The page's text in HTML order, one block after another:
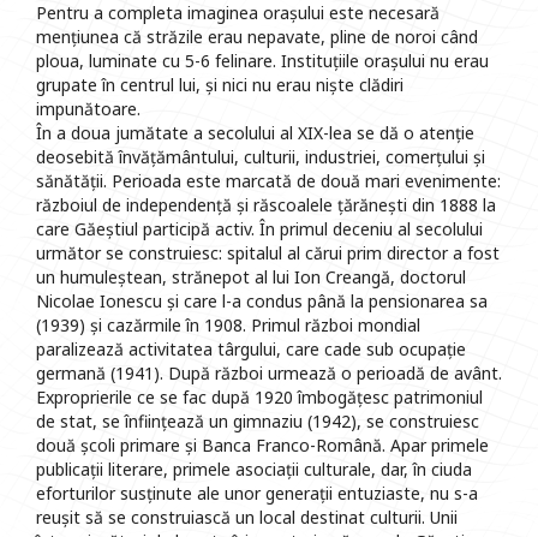
Pentru a completa imaginea orașului este necesară
mențiunea că străzile erau nepavate, pline de noroi când
ploua, luminate cu 5-6 felinare. Instituțiile orașului nu erau
grupate în centrul lui, și nici nu erau niște clădiri
impunătoare.
În a doua jumătate a secolului al XIX-lea se dă o atenție
deosebită învățământului, culturii, industriei, comerțului și
sănătății. Perioada este marcată de două mari evenimente:
războiul de independență și răscoalele țărănești din 1888 la
care Găeștiul participă activ. În primul deceniu al secolului
următor se construiesc: spitalul al cărui prim director a fost
un humuleștean, strănepot al lui Ion Creangă, doctorul
Nicolae Ionescu și care l-a condus până la pensionarea sa
(1939) și cazărmile în 1908. Primul război mondial
paralizează activitatea târgului, care cade sub ocupație
germană (1941). După război urmează o perioadă de avânt.
Exproprierile ce se fac după 1920 îmbogățesc patrimoniul
de stat, se înființează un gimnaziu (1942), se construiesc
două școli primare și Banca Franco-Română. Apar primele
publicații literare, primele asociații culturale, dar, în ciuda
eforturilor susținute ale unor generații entuziaste, nu s-a
reușit să se construiască un local destinat culturii. Unii